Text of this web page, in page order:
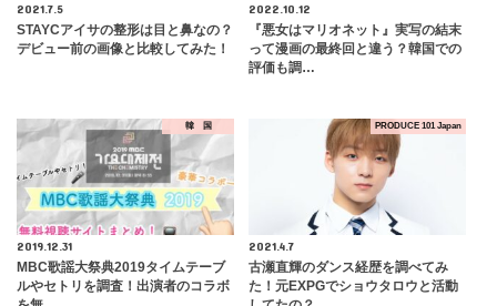
2021.7.5
STAYCアイサの整形は目と鼻なの？
デビュー前の画像と比較してみた！
2022.10.12
『悪女はマリオネット』実写の結末
って漫画の最終回と違う？韓国での
評価も調…
韓 国
2019.12.31
MBC歌謡大祭典2019タイムテーブ
ルやセトリを調査！出演者のコラボ
PRODUCE 101 Japan
2021.4.7
古瀬直輝のダンス経歴を調べてみ
た！元EXPGでショウタロウと活動